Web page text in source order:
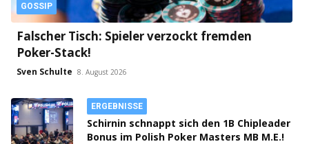
GOSSIP
Falscher Tisch: Spieler verzockt fremden
Poker-Stack!
Sven Schulte 8. August 2026
ERGEBNISSE
Schirnin schnappt sich den 1B Chipleader
Bonus im Polish Poker Masters MB M.E.!